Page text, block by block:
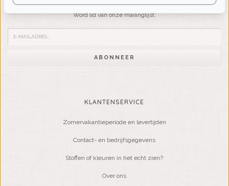
Wilt u op de hoogte blijven?
Word lid van onze mailinglijst:
ABONNEER
KLANTENSERVICE
Zomervakantieperiode en levertijden
Contact- en bedrijfsgegevens
Stoffen of kleuren in het echt zien?
Over ons